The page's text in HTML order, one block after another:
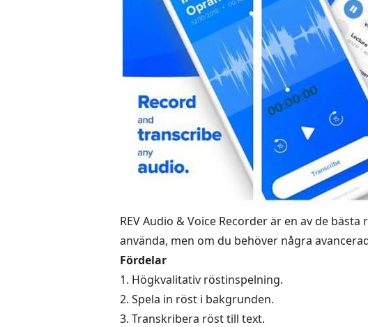
REV Audio & Voice Recorder är en av de
använda, men om du behöver några
Fördelar
1. Högkvalitativ röstinspelning.
2. Spela in röst i bakgrunden.
3. Transkribera röst till text.